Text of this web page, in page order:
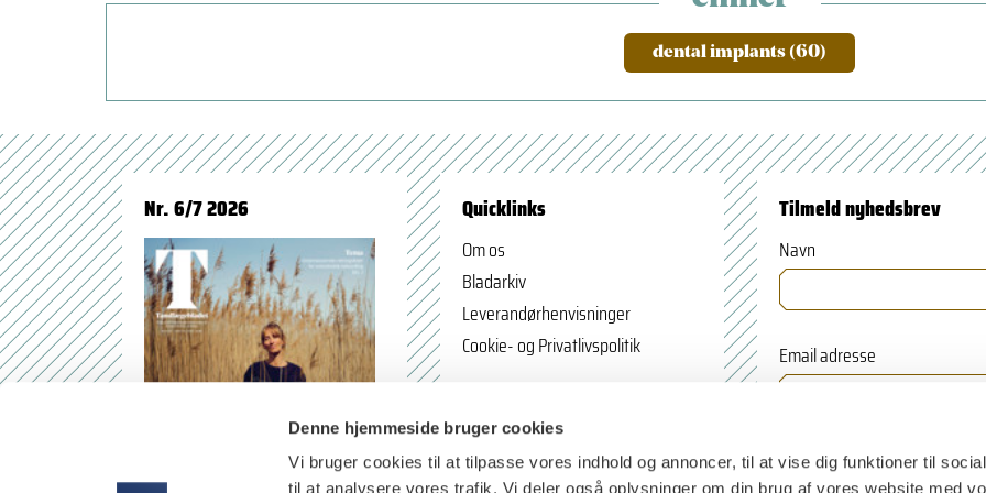
Denne hjemmeside bruger cookies
Vi bruger cookies til at tilpasse vores indhold og annoncer, til at vise dig funktioner til
til at analysere vores trafik. Vi deler også oplysninger om din brug af vores website med
dental implants (60)
Nr. 6/7 2026 Quicklinks
Om os
Bladarkiv
Leverandørhenvisninger
Cookie- og Privatlivspolitik
Tilmeld nyhedsbrev
Navn
Email adresse